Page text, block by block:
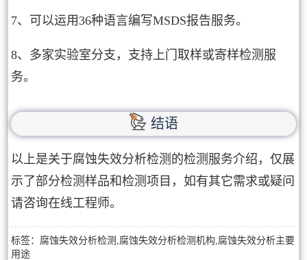
7、可以运用36种语言编写MSDS报告服务。
8、多家实验室分支，支持上门取样或寄样检测服
务。
结语
以上是关于腐蚀失效分析检测的检测服务介绍，仅展
示了部分检测样品和检测项目，如有其它需求或疑问
请咨询在线工程师。
标签：腐蚀失效分析检测,腐蚀失效分析检测机构,腐蚀失效分析主要
用途